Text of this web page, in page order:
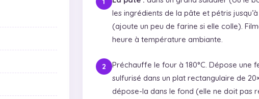
les ingrédients de la pâte et pétris
(ajoute un peu de farine si elle colle).
heure à température ambiante.
Préchauffe le four à 180°C. Dépose une
sulfurisé dans un plat rectangulaire de
dépose-la dans le fond (elle ne doit pas